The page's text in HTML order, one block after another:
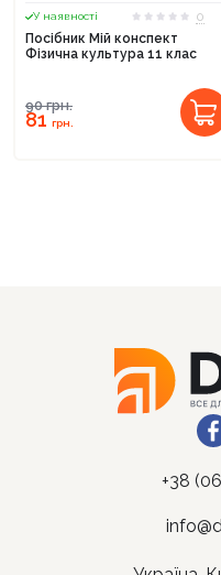
У наявності
0
Посібник Мій конспект
Фізична культура 11 клас
90грн.
81 грн.
+38